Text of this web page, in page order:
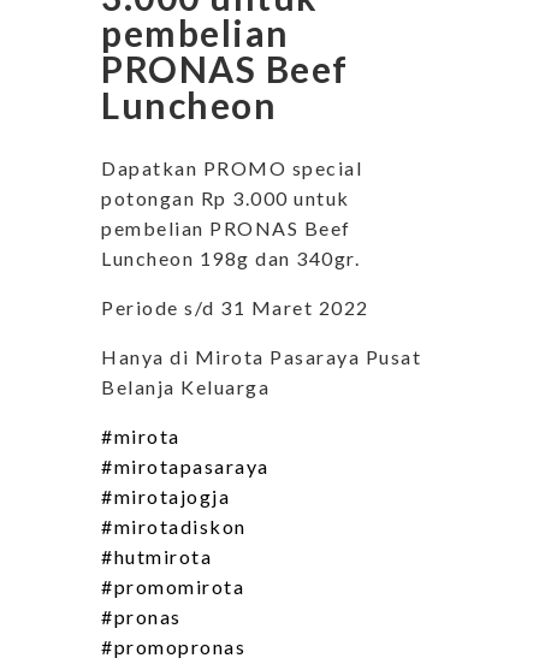
pembelian
PRONAS Beef
Luncheon
Dapatkan PROMO special
potongan Rp 3.000 untuk
pembelian PRONAS Beef
Luncheon 198g dan 340gr.
Periode s/d 31 Maret 2022
Hanya di Mirota Pasaraya Pusat
Belanja Keluarga
#mirota
#mirotapasaraya
#mirotajogja
#mirotadiskon
#hutmirota
#promomirota
#pronas
#promopronas